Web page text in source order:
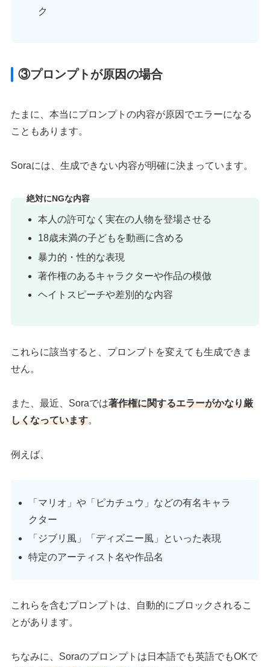
ク
③プロンプトが原因の場合
たまに、本当にプロンプトの内容が原因でエラーになる
こともあります。
Soraには、生成できない内容が明確に決まっています。
絶対にNGな内容
本人の許可なく実在の人物を登場させる
18歳未満の子どもを動画に含める
暴力的・性的な表現
著作権のあるキャラクターや作品の模倣
ヘイトスピーチや差別的な内容
これらに該当すると、プロンプトを変えても生成できま
せん。
また、最近、Soraでは著作権に関するエラーがかなり厳
しくなっています。
例えば、
「マリオ」や「ピカチュウ」などの有名キャラ
クター
「ジブリ風」「ディズニー風」といった表現
特定のアーティスト名や作品名
これらを含むプロンプトは、自動的にブロックされるこ
とがあります。
ちなみに、Soraのプロンプトは日本語でも英語でもOKで